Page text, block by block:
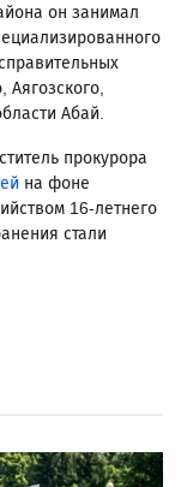
он занимал
Аягозского,
Абай.
прокурора
на фоне
16-летнего
стали